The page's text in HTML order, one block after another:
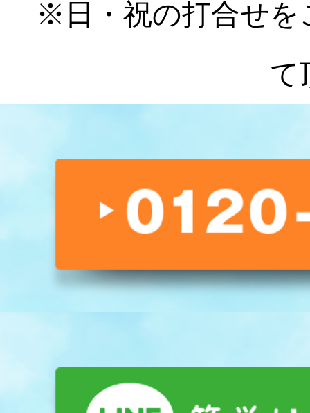
※日・祝の打合せを
て